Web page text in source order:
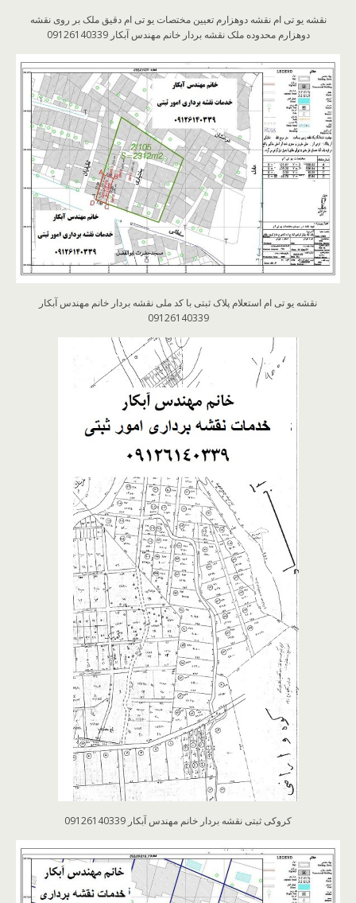
نقشه یو تی ام نقشه دوهزارم تعیین مختصات یو تی ام دقیق ملک بر روی نقشه
دوهزارم محدوده ملک نقشه بردار خانم مهندس آبکار 09126140339
نقشه یو تی ام استعلام پلاک ثبتی با کد ملی نقشه بردار خانم مهندس آبکار
09126140339
کروکی ثبتی نقشه بردار خانم مهندس آبکار 09126140339